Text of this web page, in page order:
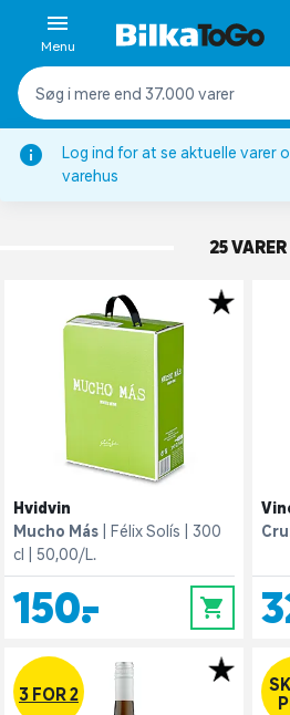
Log ind for at se aktuelle varer
varehus
Menu
Hvidvin
SPANIEN
25 VARER
Hvidvin
Mucho Más
Félix Solís
300
cl
50,00/L.
150,- 0
3 FOR 2